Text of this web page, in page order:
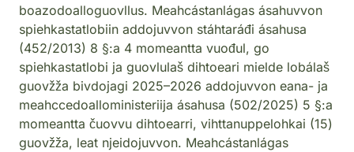
boazodoalloguovllus. Meahcástanlágas ásahuvvon
spiehkastatlobiin addojuvvon stáhtaráđi ásahusa
(452/2013) 8 §:a 4 momeantta vuođul, go
spiehkastatlobi ja guovlulaš dihtoeari mielde lobálaš
guovžža bivdojagi 2025–2026 addojuvvon eana- ja
meahccedoalloministeriija ásahusa (502/2025) 5 §:a
momeantta čuovvu dihtoearri, vihttanuppelohkai (15)
guovžža, leat njeidojuvvon. Meahcástanlágas